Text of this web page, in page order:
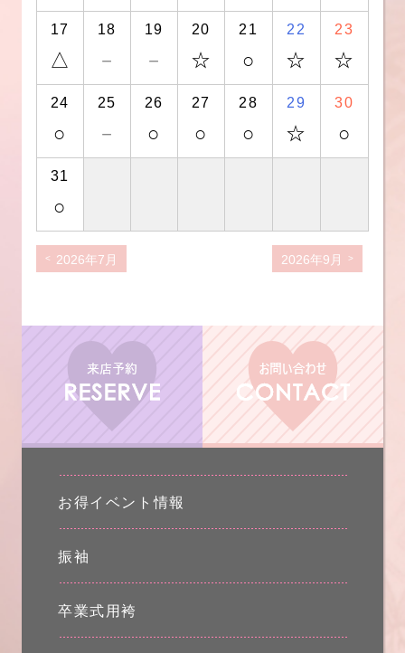
17
△
18
－
19
－
20
☆
21
○
22
☆
23
☆
24
○
25
－
26
○
27
○
28
○
29
☆
30
○
31
○
2026年7月 2026年9月
お得イベント情報
振袖
卒業式用袴